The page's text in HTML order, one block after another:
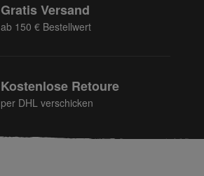
Gratis Versand
ab 150 € Bestellwert
Kostenlose Retoure
per DHL verschicken